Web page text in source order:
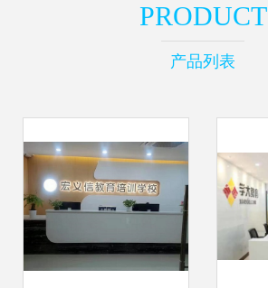
PRODUCT
产品列表